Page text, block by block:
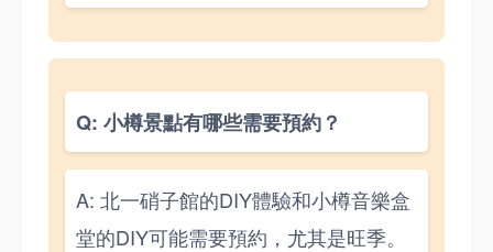
Q: 小樽景點有哪些需要預約？
A: 北一硝子館的DIY體驗和小樽音樂盒
堂的DIY可能需要預約，尤其是旺季。